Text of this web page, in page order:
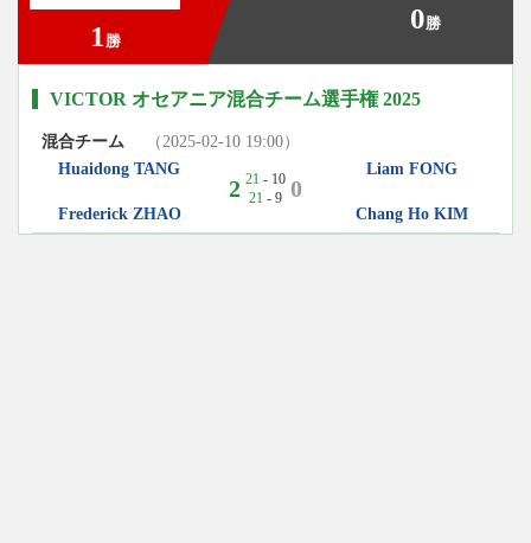
1 勝
0勝
VICTOR オセアニア混合チーム選手権 2025
混合チーム
（2025-02-10 19:00）
Huaidong TANG
Frederick ZHAO
2 21 - 10
21 - 9 0
Liam FONG
Chang Ho KIM